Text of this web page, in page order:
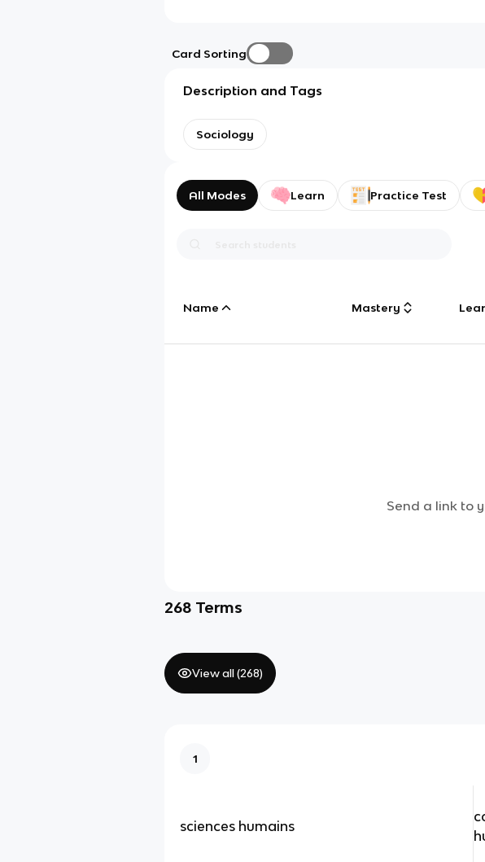
Card Sorting
Description and Tags
Sociology
All Modes Learn Practice Test
Name Mastery
Send a link to
268 Terms
View all (268)
1
sciences humains